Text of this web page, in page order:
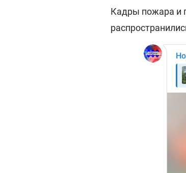
Кадры пожара и